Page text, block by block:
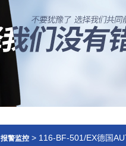
报警监控 > 116-BF-501/EX德国